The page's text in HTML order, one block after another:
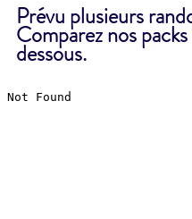
Prévu plusieurs
Comparez nos
dessous.